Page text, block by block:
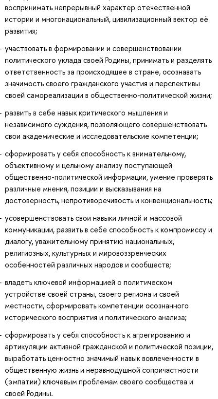
воспринимать непрерывный характер отечественной
истории и многонациональный, цивилизационный вектор её
развития;
участвовать в формировании и совершенствовании
политического уклада своей Родины, принимать и разделять
ответственность за происходящее в стране, осознавать
значимость своего гражданского участия и перспективы
своей самореализации в общественно-политической жизни;
развить в себе навык критического мышления и
независимого суждения, позволяющего совершенствовать
свои академические и исследовательские компетенции;
сформировать у себя способность к внимательному,
объективному и цельному анализу поступающей
общественно-политической информации, умение проверять
различные мнения, позиции и высказывания на
достоверность, непротиворечивость и конвенциональность;
усовершенствовать свои навыки личной и массовой
коммуникации, развить в себе способность к компромиссу и
диалогу, уважительному принятию национальных,
религиозных, культурных и мировоззренческих
особенностей различных народов и сообществ;
владеть ключевой информацией о политическом
устройстве своей страны, своего региона и своей
местности, сформировать компетенции осознанного
исторического восприятия и политического анализа;
сформировать у себя способность к агрегированию и
артикуляции активной гражданской и политической позиции,
выработать ценностно значимый навык вовлеченности в
общественную жизнь и неравнодушной сопричастности
(эмпатии) ключевым проблемам своего сообщества и
своей Родины.